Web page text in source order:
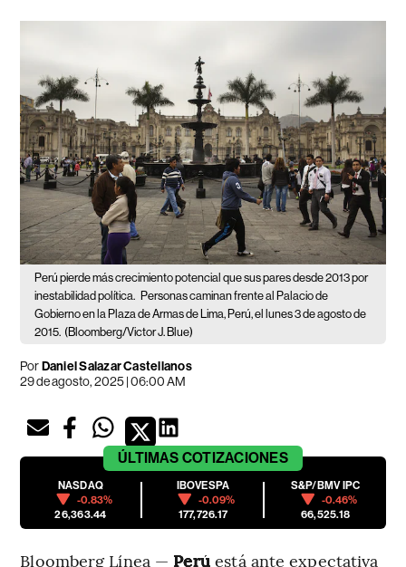
Perú pierde más crecimiento potencial que sus pares desde 2013 por
inestabilidad política. Personas caminan frente al Palacio de
Gobierno en la Plaza de Armas de Lima, Perú, el lunes 3 de agosto de
2015. (Bloomberg/Victor J. Blue)
PorDaniel Salazar Castellanos
29 de agosto, 2025 | 06:00 AM
ÚLTIMAS COTIZACIONES
NASDAQ
-0.83%
26,363.44
IBOVESPA
-0.09%
177,726.17
S&P/BMV IPC
-0.46%
66,525.18
Bloomberg Línea — Perú está ante expectativa